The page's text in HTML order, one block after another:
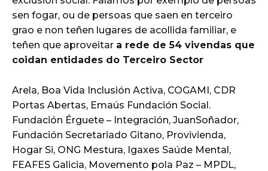
sen fogar, ou de persoas que saen en terceiro
grao e non teñen lugares de acollida familiar, e
teñen que aproveitar a rede de 54 vivendas que
coidan entidades do Terceiro Sector
Arela, Boa Vida Inclusión Activa, COGAMI, CDR
Portas Abertas, Emaús Fundación Social.
Fundación Érguete – Integración, JuanSoñador,
Fundación Secretariado Gitano, Provivienda,
Hogar Si, ONG Mestura, Igaxes Saúde Mental,
FEAFES Galicia, Movemento pola Paz – MPDL,